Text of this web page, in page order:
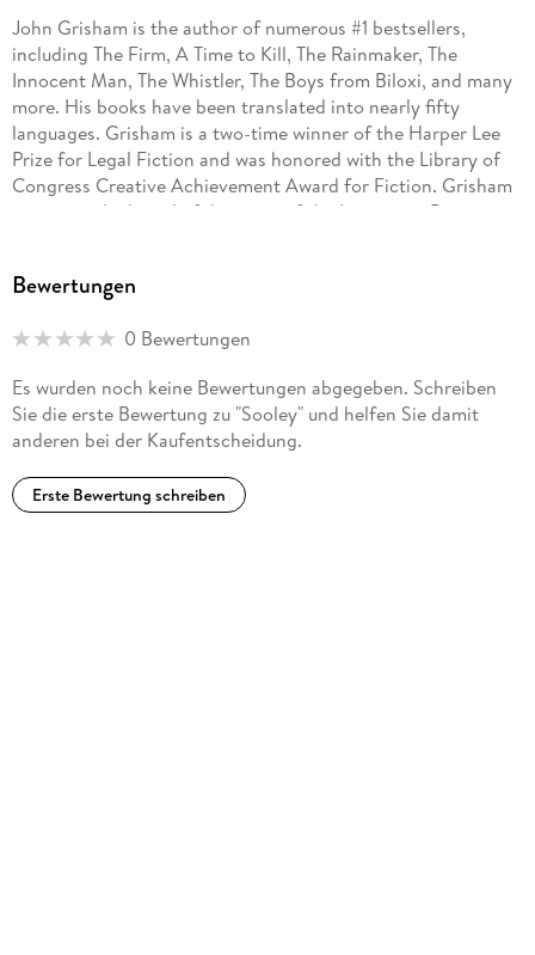
John Grisham is the author of numerous #1 bestsellers,
including The Firm, A Time to Kill, The Rainmaker, The
Innocent Man, The Whistler, The Boys from Biloxi, and many
more. His books have been translated into nearly fifty
languages. Grisham is a two-time winner of the Harper Lee
Prize for Legal Fiction and was honored with the Library of
Congress Creative Achievement Award for Fiction. Grisham
serves on the board of directors of the Innocence Project
convicted. Much of his fiction explores deep-seated
central Virginia.
Bewertungen
0 Bewertungen
Es wurden noch keine Bewertungen abgegeben. Schreiben
Sie die erste Bewertung zu "Sooley" und helfen Sie damit
anderen bei der Kaufentscheidung.
Erste Bewertung schreiben